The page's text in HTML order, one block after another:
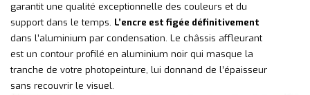
garantit une qualité exceptionnelle des couleurs et du
support dans le temps. L’encre est figée définitivement
dans l’aluminium par condensation. Le châssis affleurant
est un contour profilé en aluminium noir qui masque la
tranche de votre photopeinture, lui donnand de l’épaisseur
sans recouvrir le visuel.